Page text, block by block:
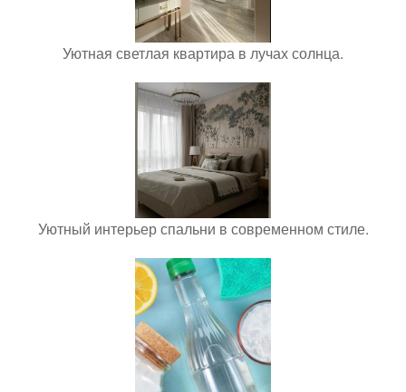
Уютная светлая квартира в лучах солнца.
Уютный интерьер спальни в современном стиле.